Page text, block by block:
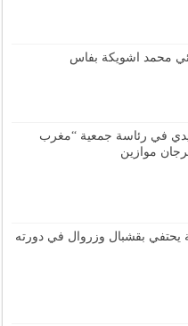
محمد اشويكة بفاس
في رئاسة جمعية “مغرب
موازين
يحتفي بقشبال وزروال في دورته